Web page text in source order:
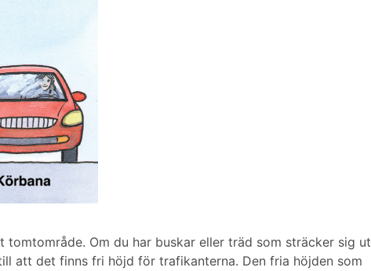
tomtområde. Om du har buskar eller träd som sträcker sig ut
att det finns fri höjd för trafikanterna. Den fria höjden som